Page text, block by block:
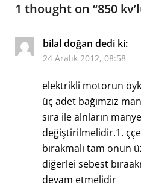
1 thought on “850
bilal doğan dedi ki:
24 Aralık 2012, 08:58
elektrikli motorun
üç adet bağımzız
sıra ile alnların
değiştirilmelidir.1.
bırakmalı tam onun
diğerlei sebest
devam etmelidir